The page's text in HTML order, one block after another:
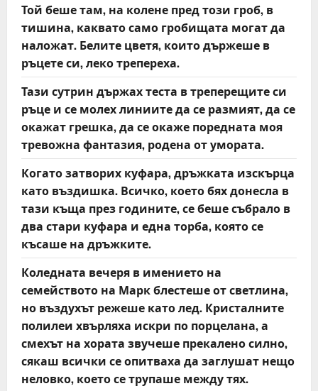
Той беше там, на колене пред този гроб, в
тишина, каквато само гробищата могат да
наложат. Белите цветя, които държеше в
ръцете си, леко трепереха.
Тази сутрин държах теста в треперещите си
ръце и се молех линиите да се размият, да се
окажат грешка, да се окаже поредната моя
тревожна фантазия, родена от умората.
Когато затворих куфара, дръжката изскърца
като въздишка. Всичко, което бях донесла в
тази къща през годините, се беше събрало в
два стари куфара и една торба, която се
късаше на дръжките.
Коледната вечеря в имението на
семейството на Марк блестеше от светлина,
но въздухът режеше като лед. Кристалните
полилеи хвърляха искри по порцелана, а
смехът на хората звучеше прекалено силно,
сякаш всички се опитваха да заглушат нещо
неловко, което се трупаше между тях.